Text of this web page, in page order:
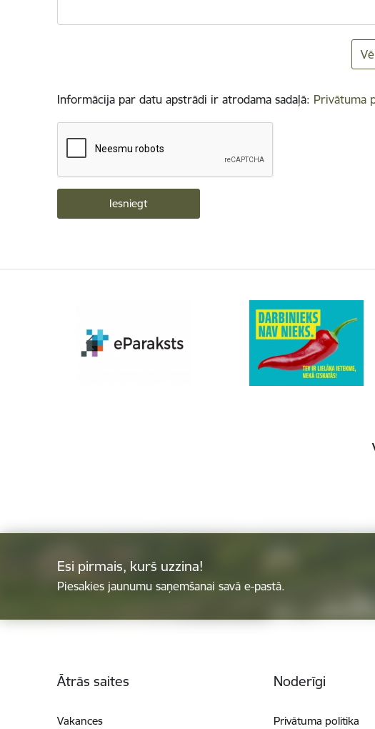
Informācija par datu apstrādi ir atrodama sadaļā: Privātuma
Esi pirmais, kurš uzzina!
Piesakies jaunumu saņemšanai savā e-pastā.
Ātrās saites
Vakances
Noderīgi
Privātuma politika